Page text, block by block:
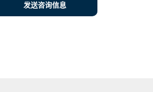
发送咨询信息